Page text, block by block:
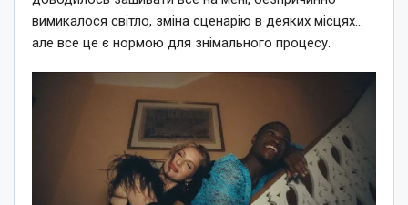
вимикалося світло, зміна сценарію в деяких місцях…
але все це є нормою для знімального процесу.